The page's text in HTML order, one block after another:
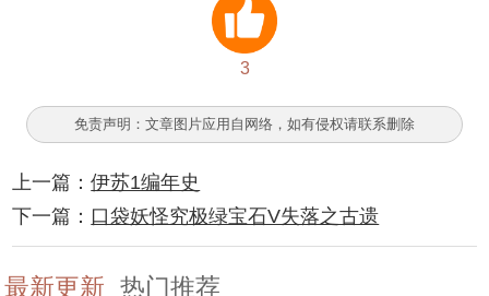
3
免责声明：文章图片应用自网络，如有侵权请联系删除
上一篇：伊苏1编年史
下一篇： 口袋妖怪究极绿宝石V失落之古遗
最新更新 热门推荐